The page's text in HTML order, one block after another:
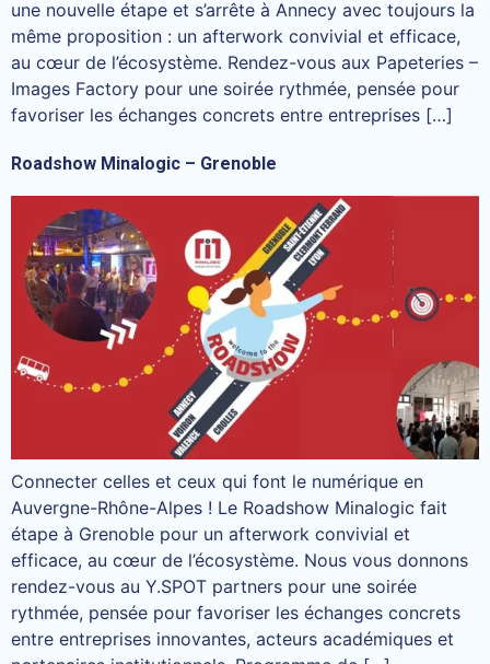
une nouvelle étape et s’arrête à Annecy avec toujours la
même proposition : un afterwork convivial et efficace,
au cœur de l’écosystème. Rendez-vous aux Papeteries –
Images Factory pour une soirée rythmée, pensée pour
favoriser les échanges concrets entre entreprises […]
Roadshow Minalogic – Grenoble
Connecter celles et ceux qui font le numérique en
Auvergne-Rhône-Alpes ! Le Roadshow Minalogic fait
étape à Grenoble pour un afterwork convivial et
efficace, au cœur de l’écosystème. Nous vous donnons
rendez-vous au Y.SPOT partners pour une soirée
rythmée, pensée pour favoriser les échanges concrets
entre entreprises innovantes, acteurs académiques et